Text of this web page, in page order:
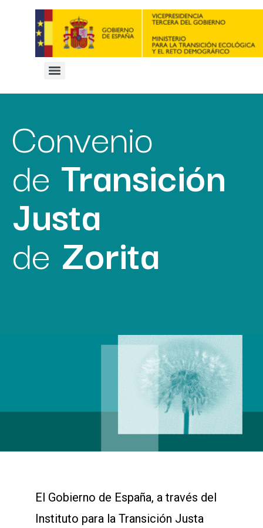
Convenio
de Transición
Justa
de Zorita
El Gobierno de España, a través del
Instituto para la Transición Justa